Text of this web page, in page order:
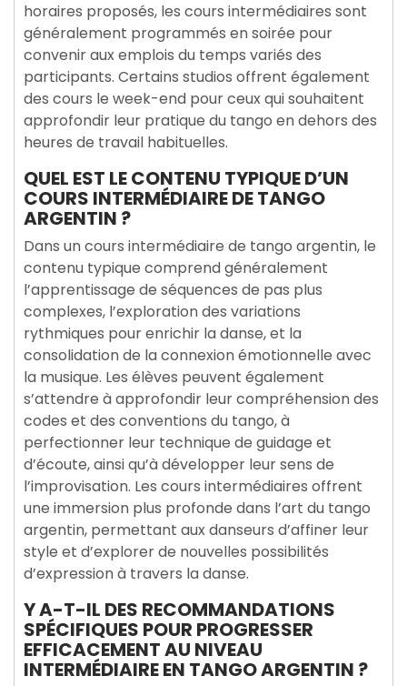
horaires proposés, les cours intermédiaires sont
généralement programmés en soirée pour
convenir aux emplois du temps variés des
participants. Certains studios offrent également
des cours le week-end pour ceux qui souhaitent
approfondir leur pratique du tango en dehors des
heures de travail habituelles.
QUEL EST LE CONTENU TYPIQUE D’UN
COURS INTERMÉDIAIRE DE TANGO
ARGENTIN ?
Dans un cours intermédiaire de tango argentin, le
contenu typique comprend généralement
l’apprentissage de séquences de pas plus
complexes, l’exploration des variations
rythmiques pour enrichir la danse, et la
consolidation de la connexion émotionnelle avec
la musique. Les élèves peuvent également
s’attendre à approfondir leur compréhension des
codes et des conventions du tango, à
perfectionner leur technique de guidage et
d’écoute, ainsi qu’à développer leur sens de
l’improvisation. Les cours intermédiaires offrent
une immersion plus profonde dans l’art du tango
argentin, permettant aux danseurs d’affiner leur
style et d’explorer de nouvelles possibilités
d’expression à travers la danse.
Y A-T-IL DES RECOMMANDATIONS
SPÉCIFIQUES POUR PROGRESSER
EFFICACEMENT AU NIVEAU
INTERMÉDIAIRE EN TANGO ARGENTIN ?